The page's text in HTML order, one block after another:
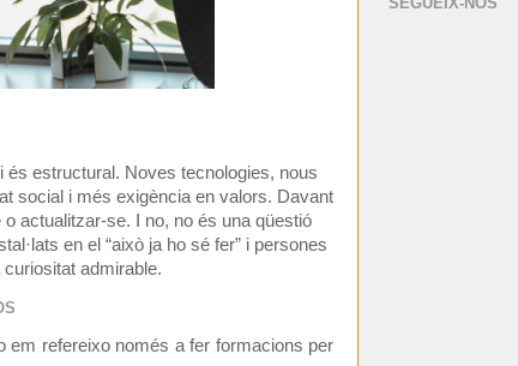
estructural. Noves tecnologies, nous
social i més exigència en valors. Davant
actualitzar-se. I no, no és una qüestió
en el “això ja ho sé fer” i persones
admirable.
em refereixo només a fer formacions per